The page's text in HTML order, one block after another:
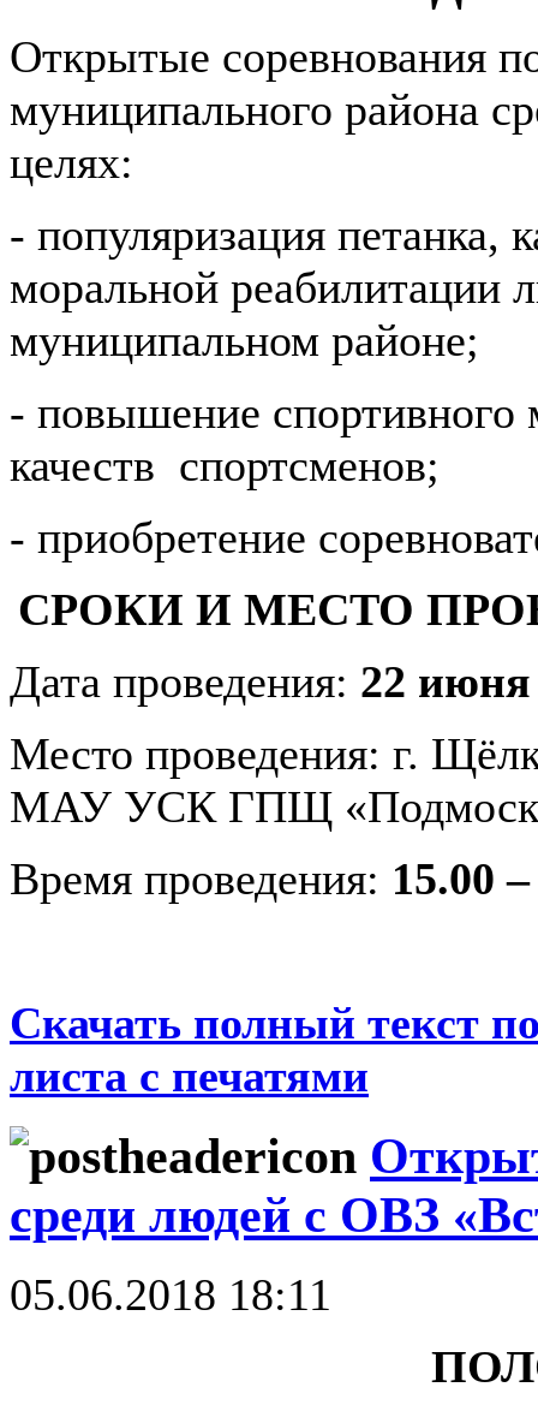
Открытые соревнования
муниципального района
целях:
- популяризация петанка,
моральной
муниципальном районе;
- повышение спортивного
качеств спортсменов;
- приобретение
СРОКИ И МЕСТО
Дата проведения: 22 июня
Место проведения: г.
МАУ УСК ГПЩ
Время проведения: 15.00
Скачать полный текст
листа с печатями
среди людей с ОВЗ
05.06.2018 18:11